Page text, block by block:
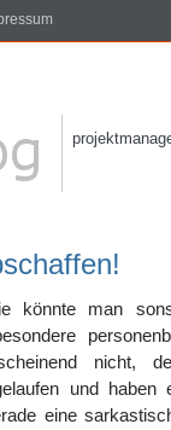
könnte man
nicht,
und haben
eine